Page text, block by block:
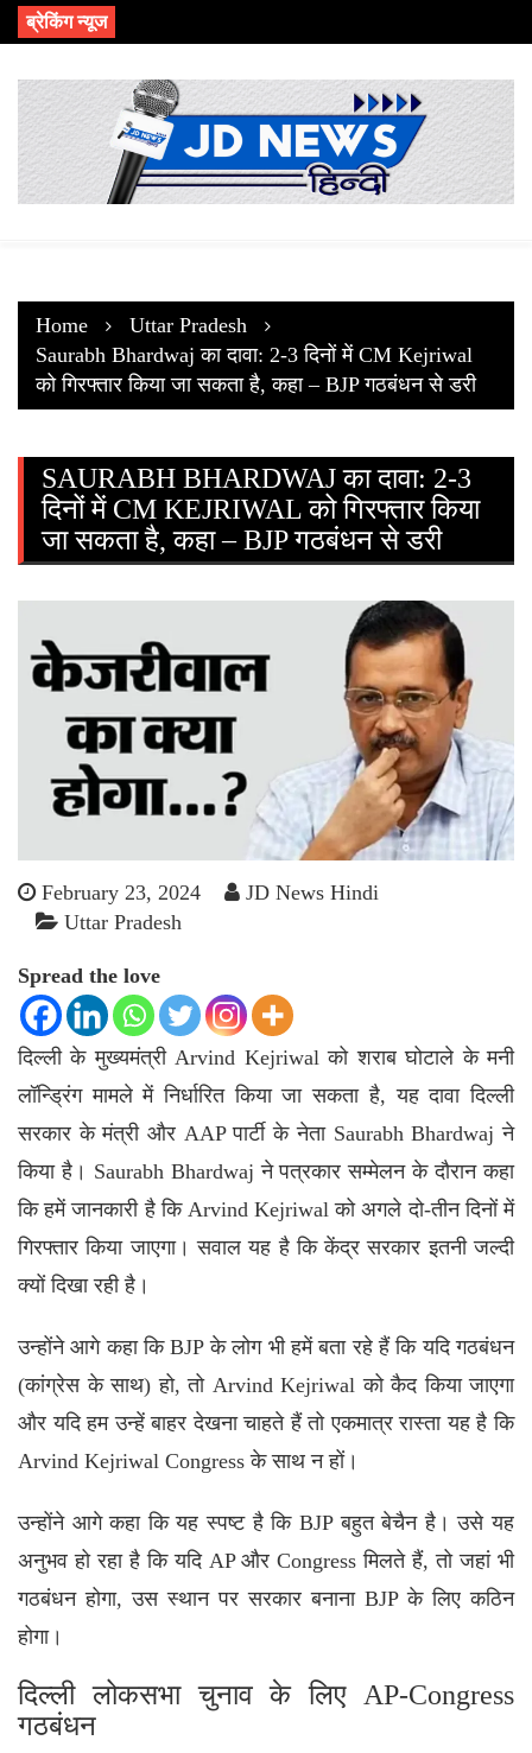
Skip
to
ब्रेकिंग न्यूज
Home
Uttar Pradesh
Saurabh Bhardwaj का दावा: 2-3 दिनों में CM Kejriwal
को गिरफ्तार किया जा सकता है, कहा – BJP गठबंधन से डरी
SAURABH BHARDWAJ का दावा: 2-3
दिनों में CM KEJRIWAL को गिरफ्तार किया
जा सकता है, कहा – BJP गठबंधन से डरी
February 23, 2024
JD News Hindi
Uttar Pradesh
Spread the love
दिल्ली के मुख्यमंत्रीArvind Kejriwalको शराब घोटाले के मनी
लॉन्ड्रिंग मामले में निर्धारित किया जा सकता है, यह दावा दिल्ली
सरकार के मंत्री और AAP पार्टी के नेता Saurabh Bhardwaj ने
किया है। Saurabh Bhardwaj ने पत्रकार सम्मेलन के दौरान कहा
कि हमें जानकारी है कि Arvind Kejriwal को अगले दो-तीन दिनों में
गिरफ्तार किया जाएगा। सवाल यह है कि केंद्र सरकार इतनी जल्दी
क्यों दिखा रही है।
उन्होंने आगे कहा कि BJP के लोग भी हमें बता रहे हैं कि यदि गठबंधन
(कांग्रेस के साथ) हो, तो Arvind Kejriwal को कैद किया जाएगा
और यदि हम उन्हें बाहर देखना चाहते हैं तो एकमात्र रास्ता यह है कि
Arvind Kejriwal Congress के साथ न हों।
उन्होंने आगे कहा कि यह स्पष्ट है कि BJP बहुत बेचैन है। उसे यह
अनुभव हो रहा है कि यदि AP और Congress मिलते हैं, तो जहां भी
गठबंधन होगा, उस स्थान पर सरकार बनाना BJP के लिए कठिन
होगा।
दिल्ली लोकसभा चुनाव के लिए AP-Congress
गठबंधन